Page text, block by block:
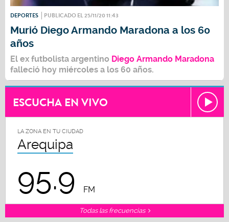
DEPORTES PUBLICADO EL 25/11/20 11:43
Murió Diego Armando Maradona a los 60
años
El ex futbolista argentino Diego Armando Maradona
falleció hoy miércoles a los 60 años.
ESCUCHA EN VIVO
LA ZONA EN TU CIUDAD
Arequipa
95.9 FM
Todas las frecuencias